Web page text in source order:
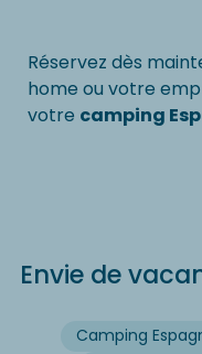
Réservez dès
home ou votre
votre camping
Envie de
Camping